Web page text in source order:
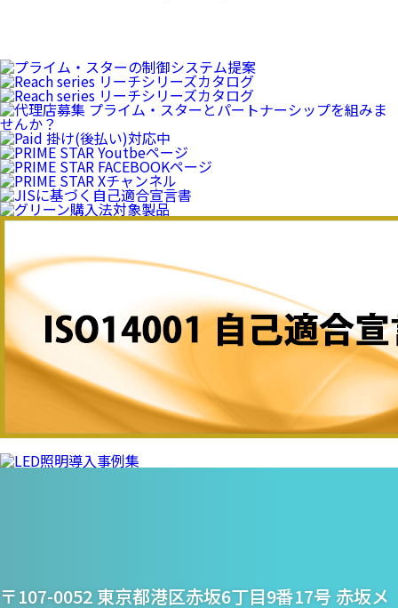
プライム・スター株式
〒107-0052 東京都港区赤坂6丁目9番17号 赤坂メ